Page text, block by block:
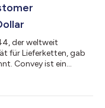
der weltweit
für Lieferketten, gab
Convey ist ein
ermöglicht –